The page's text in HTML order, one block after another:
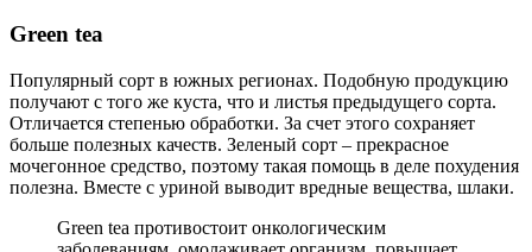
Green tea
Популярный сорт в южных регионах. Подобную продукцию
получают с того же куста, что и листья предыдущего сорта.
Отличается степенью обработки. За счет этого сохраняет
больше полезных качеств. Зеленый сорт – прекрасное
мочегонное средство, поэтому такая помощь в деле похудения
полезна. Вместе с уриной выводит вредные вещества, шлаки.
Green tea противостоит онкологическим